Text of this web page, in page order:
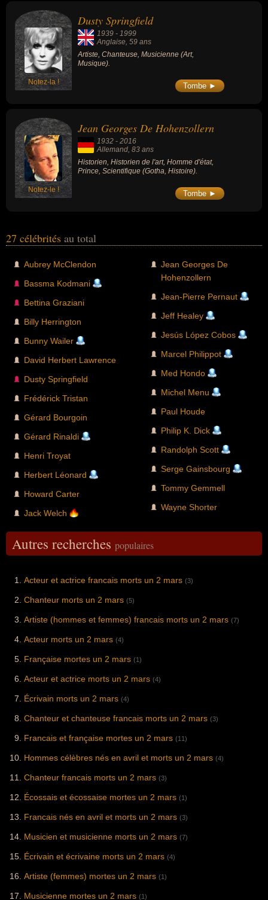
Notez-la !
Dusty Springfield
1939 - 1999
Anglaise , 59 ans
Artiste, Chanteuse, Musicienne (Art,
Musique).
Tombe ►
Notez-le !
Jean Georges De Hohenzollern
1932 - 2016
Allemand, 83 ans
Historien, Historien de l'art, Homme d'état,
Prince, Scientifique (Gotha, Histoire).
Tombe ►
27 célébrités au total
Aubrey McClendon
Bassma Kodmani
Bettina Graziani
Billy Herrington
Bunny Wailer
David Herbert Lawrence
Dusty Springfield
Frédérick Tristan
Gérard Bourgoin
Gérard Rinaldi
Henri Troyat
Herbert Léonard
Howard Carter
Jack Welch
Jean Georges De
Hohenzollern
Jean-Pierre Pernaut
Jeff Healey
Jesús López Cobos
Marcel Philippot
Med Hondo
Michel Menu
Paul Houde
Philip K. Dick
Randolph Scott
Serge Gainsbourg
Tommy Gemmell
Wayne Shorter
Autres recherches populaires
Acteur et actrice francais morts un 2 mars (3)
Chanteur morts un 2 mars (5)
Artiste (hommes et femmes) francais morts un 2 mars (7)
Acteur morts un 2 mars (4)
Française mortes un 2 mars (1)
Acteur et actrice morts un 2 mars (4)
Écrivain morts un 2 mars (4)
Chanteur et chanteuse francais morts un 2 mars (3)
Francais et française mortes un 2 mars (11)
Hommes célèbres nés en avril et morts un 2 mars (4)
Chanteur francais morts un 2 mars (3)
Écossais et écossaise mortes un 2 mars (1)
Francais nés en avril et morts un 2 mars (3)
Musicien et musicienne morts un 2 mars (7)
Écrivain et écrivaine morts un 2 mars (4)
Artiste (femmes) mortes un 2 mars (1)
Musicienne mortes un 2 mars (1)